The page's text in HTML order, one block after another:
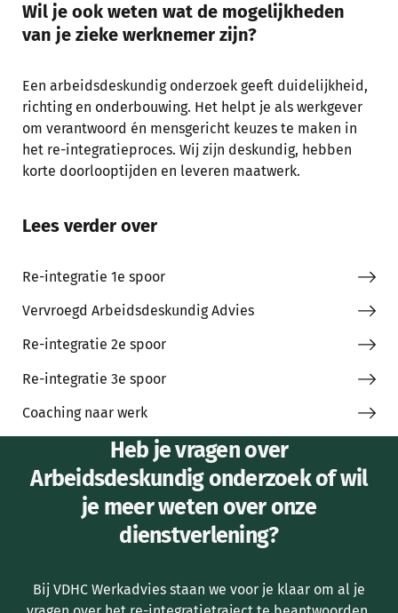
Wil je ook weten wat de mogelijkheden
van je zieke werknemer zijn?
Een arbeidsdeskundig onderzoek geeft duidelijkheid,
richting en onderbouwing. Het helpt je als werkgever
om verantwoord én mensgericht keuzes te maken in
het re-integratieproces. Wij zijn deskundig, hebben
korte doorlooptijden en leveren maatwerk.
Lees verder over
Re-integratie 1e spoor
Vervroegd Arbeidsdeskundig Advies
Re-integratie 2e spoor
Re-integratie 3e spoor
Coaching naar werk
Heb je vragen over
Arbeidsdeskundig onderzoek of wil
je meer weten over onze
dienstverlening?
Bij VDHC Werkadvies staan we voor je klaar om al je